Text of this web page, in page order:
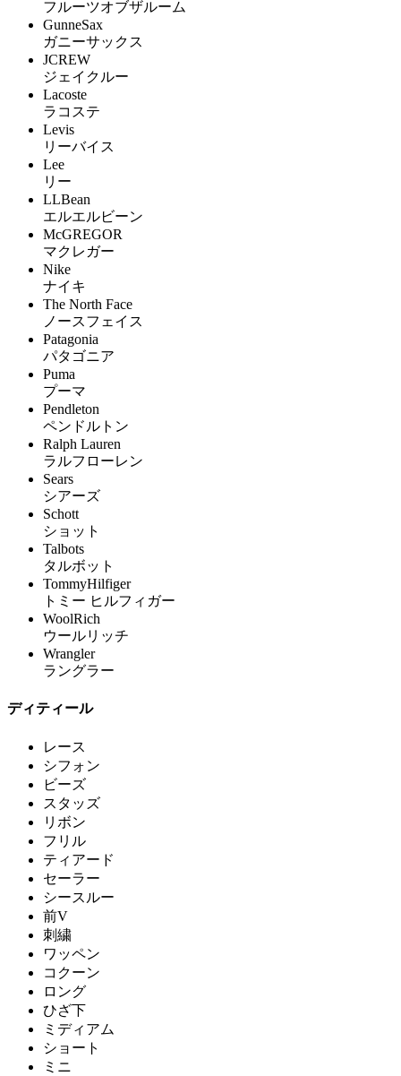
フルーツオブザルーム
GunneSax
ガニーサックス
JCREW
ジェイクルー
Lacoste
ラコステ
Levis
リーバイス
Lee
リー
LLBean
エルエルビーン
McGREGOR
マクレガー
Nike
ナイキ
The North Face
ノースフェイス
Patagonia
パタゴニア
Puma
プーマ
Pendleton
ペンドルトン
Ralph Lauren
ラルフローレン
Sears
シアーズ
Schott
ショット
Talbots
タルボット
TommyHilfiger
トミー ヒルフィガー
WoolRich
ウールリッチ
Wrangler
ラングラー
ディティール
レース
シフォン
ビーズ
スタッズ
リボン
フリル
ティアード
セーラー
シースルー
前V
刺繍
ワッペン
コクーン
ロング
ひざ下
ミディアム
ショート
ミニ